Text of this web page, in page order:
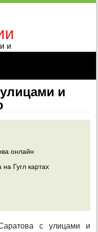
и
онлайн
Гугл картах
с улицами и